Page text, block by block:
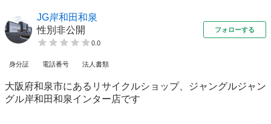
JG岸和田和泉
性別非公開
0.0
フォローする
身分証 電話番号 法人書類
大阪府和泉市にあるリサイクルショップ、ジャングルジャン
グル岸和田和泉インター店です